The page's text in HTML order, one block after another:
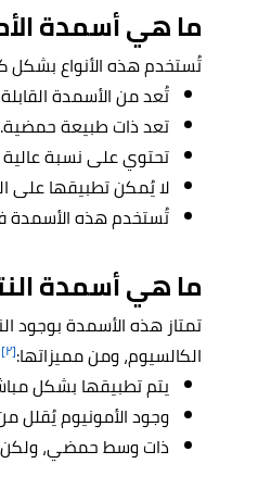
ما هي أسمدة
تُستخدم هذه الأنواع بشكل
تُعد من الأسمدة
تعد ذات طبيعة حمضية.
تحتوي على نسبة عالية
لا يُمكن تطبيقها على
تُستخدم هذه الأسمدة
ما هي أسمدة
تمتاز هذه الأسمدة بوجود
الكالسيوم، ومن مميزاتها:[٢]
يتم تطبيقها بشكل
وجود الأمونيوم يُقلل
ذات وسط حمضي، ولكن